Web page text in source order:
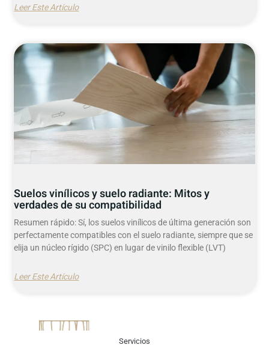
Leer Este Artículo
Suelos vinílicos y suelo radiante: Mitos y
verdades de su compatibilidad
Resumen rápido: Sí, los suelos vinílicos de última generación son
perfectamente compatibles con el suelo radiante, siempre que se
elija un núcleo rígido (SPC) en lugar de vinilo flexible (LVT)
Leer Este Artículo
Servicios